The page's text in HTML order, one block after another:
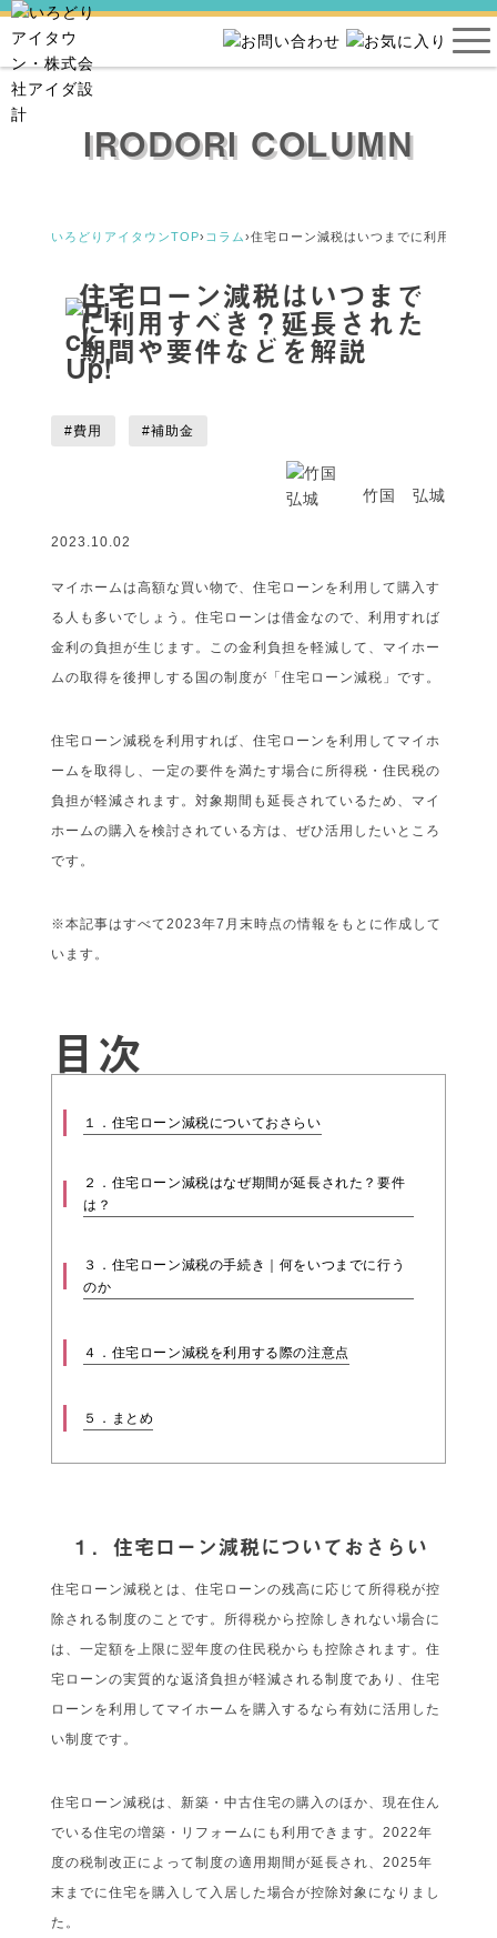
IRODORI COLUMN
いろどりアイタウンTOP› コラム›住宅ローン減税はいつまでに利用すべ
住宅ローン減税はいつまで
に利用すべき？延長された
期間や要件などを解説
#費用 #補助金
竹国 弘城
2023.10.02
マイホームは高額な買い物で、住宅ローンを利用して購入す
る人も多いでしょう。住宅ローンは借金なので、利用すれば
金利の負担が生じます。この金利負担を軽減して、マイホー
ムの取得を後押しする国の制度が「住宅ローン減税」です。
住宅ローン減税を利用すれば、住宅ローンを利用してマイホ
ームを取得し、一定の要件を満たす場合に所得税・住民税の
負担が軽減されます。対象期間も延長されているため、マイ
ホームの購入を検討されている方は、ぜひ活用したいところ
です。
※本記事はすべて2023年7月末時点の情報をもとに作成して
います。
目次
１．住宅ローン減税についておさらい
２．住宅ローン減税はなぜ期間が延長された？要件
は？
３．住宅ローン減税の手続き｜何をいつまでに行う
のか
４．住宅ローン減税を利用する際の注意点
５．まとめ
１．住宅ローン減税についておさらい
住宅ローン減税とは、住宅ローンの残高に応じて所得税が控
除される制度のことです。所得税から控除しきれない場合に
は、一定額を上限に翌年度の住民税からも控除されます。住
宅ローンの実質的な返済負担が軽減される制度であり、住宅
ローンを利用してマイホームを購入するなら有効に活用した
い制度です。
住宅ローン減税は、新築・中古住宅の購入のほか、現在住ん
でいる住宅の増築・リフォームにも利用できます。2022年
度の税制改正によって制度の適用期間が延長され、2025年
末までに住宅を購入して入居した場合が控除対象になりまし
た。